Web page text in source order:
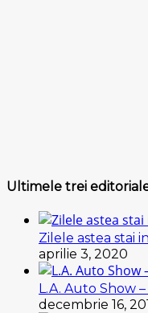
Ultimele trei
Zilele astea stai
aprilie 3, 2020
L.A. Auto Show
decembrie 16,